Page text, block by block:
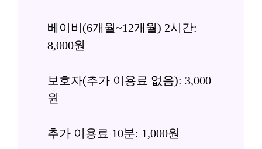
베이비(6개월~12개월) 2시간:
8,000원
보호자(추가 이용료 없음): 3,000
원
추가 이용료 10분: 1,000원